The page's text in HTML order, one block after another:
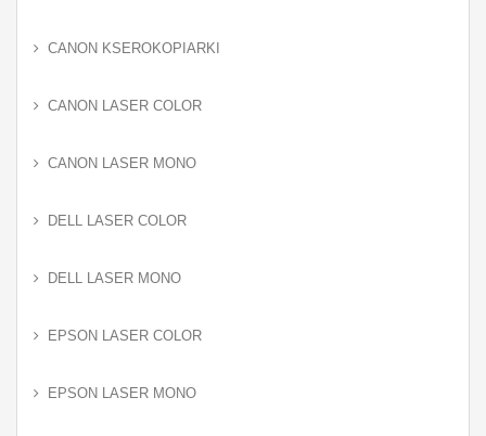
CANON KSEROKOPIARKI
CANON LASER COLOR
CANON LASER MONO
DELL LASER COLOR
DELL LASER MONO
EPSON LASER COLOR
EPSON LASER MONO